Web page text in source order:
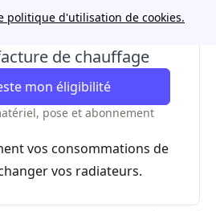
politique d'utilisation de cookies.
de chauffage
mon éligibilité
pose et abonnement
vos consommations de
vos radiateurs.